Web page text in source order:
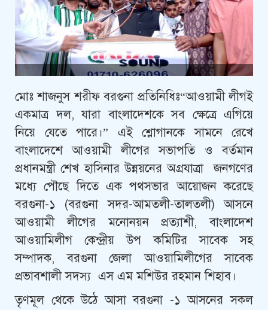
মোঃ শাজনুস শরীফ বরগুনা প্রতিনিধিঃ“আওয়ামী লীগই
একমাত্র দল, যারা বাংলাদেশকে সব ক্ষেত্রে এগিয়ে
নিয়ে যেতে পারে।” এই শ্লোগানকে সামনে রেখে
বাংলাদেশে আওয়ামী লীগের সভাপতি ও বর্তমান
প্রধানমন্ত্রী শেখ হাসিনার উন্নয়নের অগ্রযাত্রা জনগণের
মধ্যে পৌছে দিতে এক পথসভার আয়োজন করেছে
বরগুনা-১ (বরগুনা সদর-আমতলী-তালতলী) আসনে
আওয়ামী লীগের মনোনয়ন প্রত্যাশী, বাংলাদেশ
আওয়ামিলীগ কেন্দ্রীয় উপ কমিটির সাবেক সহ
সম্পাদক, বরগুনা জেলা আওয়ামিলীগের সাবেক
প্রভাবশালী সদস্য এস এম মশিউর রহমান শিহাব।
তৃণমূল থেকে উঠে আসা বরগুনা -১ আসনের সকল